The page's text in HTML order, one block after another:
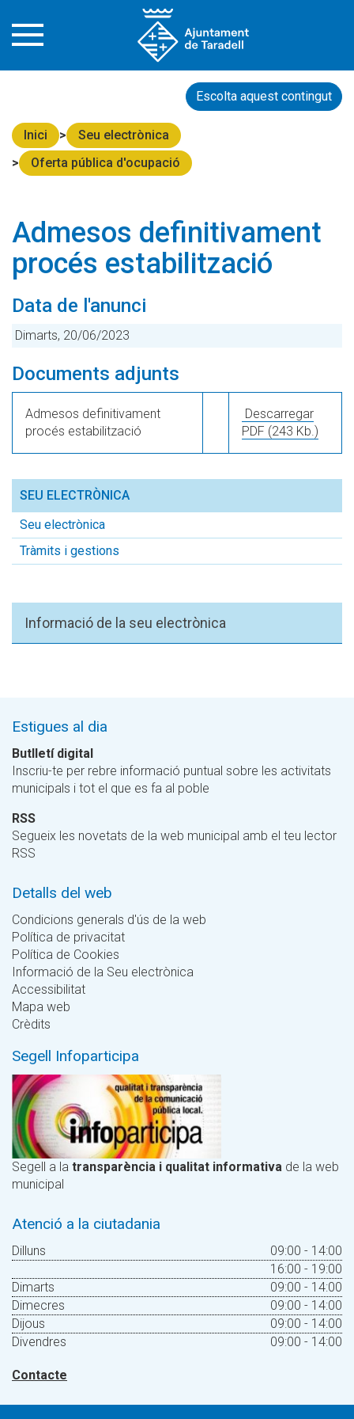
Escolta aquest contingut
Inici
Seu electrònica
Oferta pública d'ocupació
Admesos definitivament
procés estabilització
Data de l'anunci
Dimarts, 20/06/2023
Documents adjunts
Admesos definitivament
procés estabilització
Descarregar
PDF (243 Kb.)
SEU ELECTRÒNICA
Seu electrònica
Tràmits i gestions
Informació de la seu electrònica
Estigues al dia
Butlletí digital
Inscriu-te per rebre informació puntual sobre les activitats
municipals i tot el que es fa al poble
RSS
Segueix les novetats de la web municipal amb el teu lector
RSS
Detalls del web
Condicions generals d'ús de la web
Política de privacitat
Política de Cookies
Informació de la Seu electrònica
Accessibilitat
Mapa web
Crèdits
Segell Infoparticipa
Segell a la transparència i qualitat informativa de la web
municipal
Atenció a la ciutadania
Dilluns
09:00 - 14:00
16:00 - 19:00
Dimarts
09:00 - 14:00
Dimecres
09:00 - 14:00
Dijous
09:00 - 14:00
Divendres
09:00 - 14:00
Contacte